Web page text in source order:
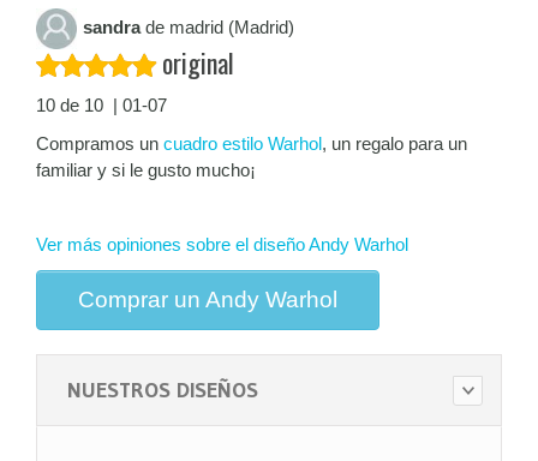
sandrade madrid (Madrid)
original
10 de 10 | 01-07
Compramos un cuadro estilo Warhol, un regalo para un
familiar y si le gusto mucho¡
Ver más opiniones sobre el diseño Andy Warhol
Comprar un Andy Warhol
NUESTROS DISEÑOS